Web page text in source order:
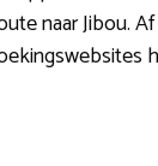
naar Jibou.